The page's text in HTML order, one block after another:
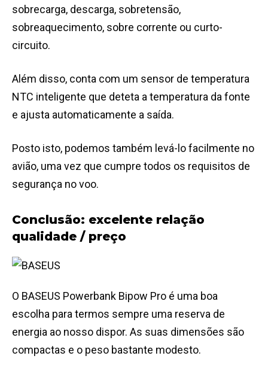
sobrecarga, descarga, sobretensão,
sobreaquecimento, sobre corrente ou curto-
circuito.
Além disso, conta com um sensor de temperatura
NTC inteligente que deteta a temperatura da fonte
e ajusta automaticamente a saída.
Posto isto, podemos também levá-lo facilmente no
avião, uma vez que cumpre todos os requisitos de
segurança no voo.
Conclusão: excelente relação
qualidade / preço
O BASEUS Powerbank Bipow Pro é uma boa
escolha para termos sempre uma reserva de
energia ao nosso dispor. As suas dimensões são
compactas e o peso bastante modesto.